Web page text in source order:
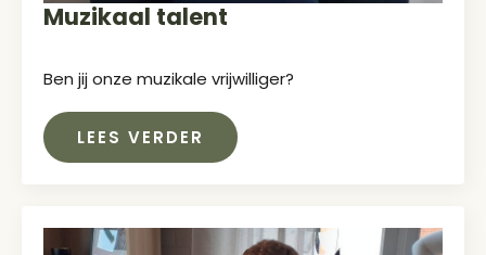
Muzikaal talent
Ben jij onze muzikale vrijwilliger?
LEES VERDER